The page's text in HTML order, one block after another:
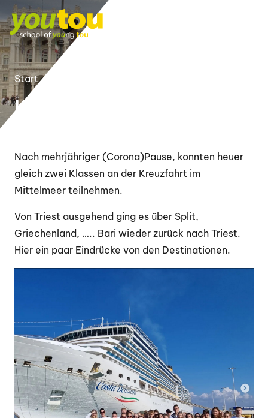
Start
Kreuzfahrt 2022
Nach mehrjähriger (Corona)Pause, konnten heuer
gleich zwei Klassen an der Kreuzfahrt im
Mittelmeer teilnehmen.
Von Triest ausgehend ging es über Split,
Griechenland, ….. Bari wieder zurück nach Triest.
Hier ein paar Eindrücke von den Destinationen.